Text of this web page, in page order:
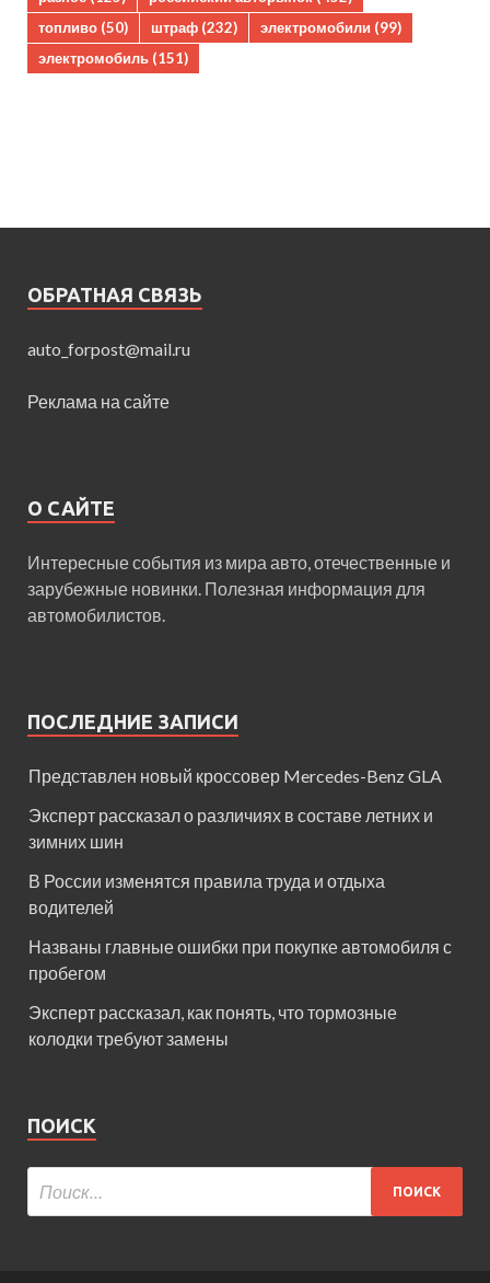
топливо (50) штраф (232) электромобили (99)
электромобиль (151)
ОБРАТНАЯ СВЯЗЬ
auto_forpost@mail.ru
Реклама на сайте
О САЙТЕ
Интересные события из мира авто, отечественные и
зарубежные новинки. Полезная информация для
автомобилистов.
ПОСЛЕДНИЕ ЗАПИСИ
Представлен новый кроссовер Mercedes-Benz GLA
Эксперт рассказал о различиях в составе летних и
зимних шин
В России изменятся правила труда и отдыха
водителей
Названы главные ошибки при покупке автомобиля с
пробегом
Эксперт рассказал, как понять, что тормозные
колодки требуют замены
ПОИСК